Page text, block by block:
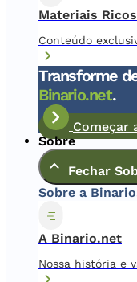
Materiais Ricos
Conteúdo
Transforme
Binario.net.
Começar
Sobre
Fechar
Sobre a
A Binario.net
Nossa história e